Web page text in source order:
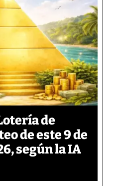
de
de este 9 de
según la IA